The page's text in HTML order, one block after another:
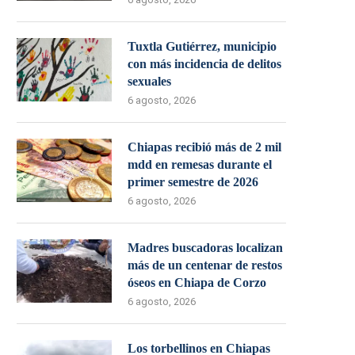
Tuxtla Gutiérrez, municipio
con más incidencia de delitos
sexuales
6 agosto, 2026
Chiapas recibió más de 2 mil
mdd en remesas durante el
primer semestre de 2026
6 agosto, 2026
Madres buscadoras localizan
más de un centenar de restos
óseos en Chiapa de Corzo
6 agosto, 2026
Los torbellinos en Chiapas